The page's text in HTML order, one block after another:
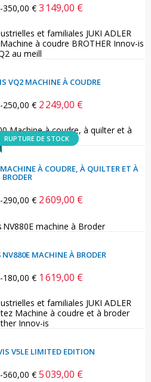
-350,00 € Prix
3 149,00 €
VQ2 MACHINE À COUDRE
-250,00 € Prix
2 249,00 €
RUPTURE DE STOCK
À COUDRE, À QUILTER ET À
BRODER
-290,00 € Prix
2 609,00 €
MACHINE À BRODER
-180,00 € Prix
1 619,00 €
V5LE LIMITED EDITION
-560,00 € Prix
5 039,00 €